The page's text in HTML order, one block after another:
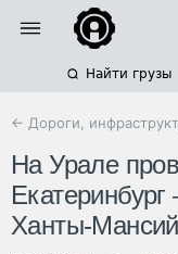
Найти грузы
← Дороги,
На Урале
Ханты-